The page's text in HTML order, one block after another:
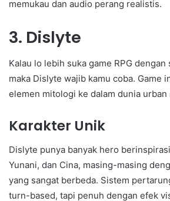
memukau dan audio perang realistis.
3. Dislyte
Kalau lo lebih suka game RPG
maka Dislyte wajib kamu coba. Game
elemen mitologi ke dalam dunia urban
Karakter Unik
Dislyte punya banyak hero
Yunani, dan Cina, masing-masing
yang sangat berbeda. Sistem
turn-based, tapi penuh dengan efek